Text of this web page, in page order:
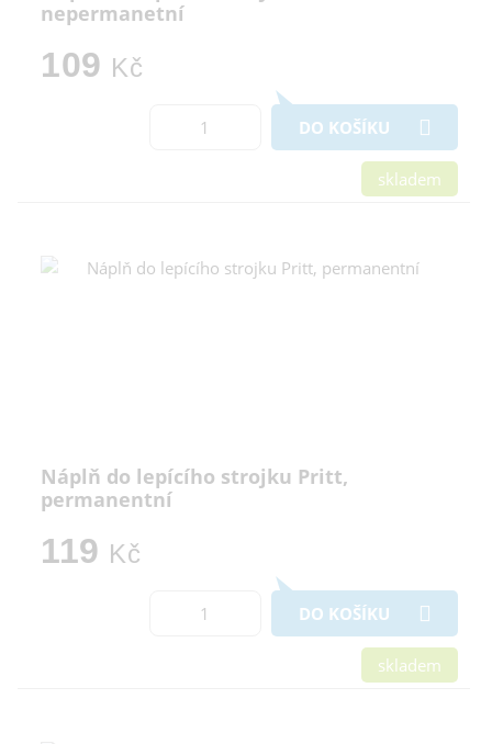
nepermanetní
109 Kč
DO KOŠÍKU
skladem
Náplň do lepícího strojku Pritt,
permanentní
119 Kč
DO KOŠÍKU
skladem